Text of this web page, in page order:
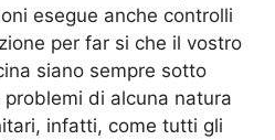
esegue anche controlli
per far si che il vostro
siano sempre sotto
di alcuna natura
infatti, come tutti gli